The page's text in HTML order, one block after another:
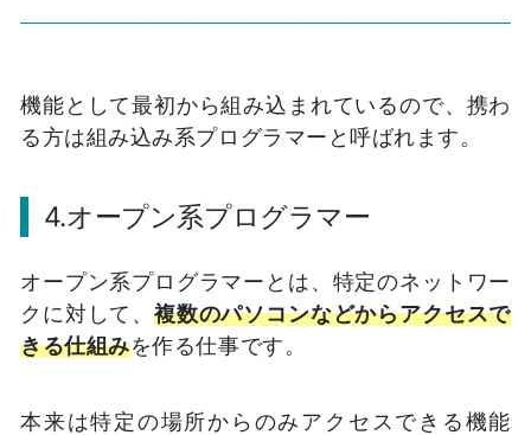
機能として最初から組み込まれているので、携わ
る方は組み込み系プログラマーと呼ばれます。
4.オープン系プログラマー
オープン系プログラマーとは、特定のネットワー
クに対して、 複数のパソコンなどからアクセスで
きる仕組みを作る仕事です。
本来は特定の場所からのみアクセスできる機能